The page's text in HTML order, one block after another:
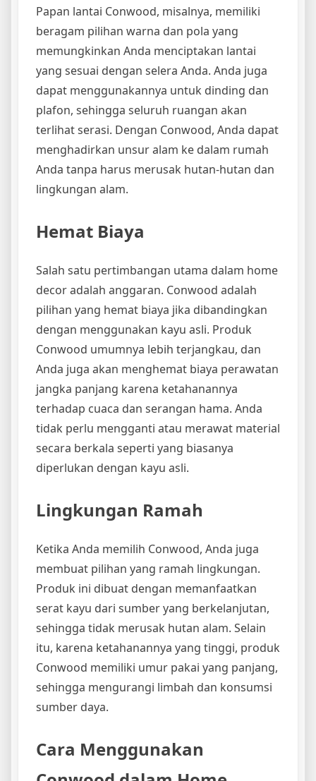
Papan lantai Conwood, misalnya, memiliki
beragam pilihan warna dan pola yang
memungkinkan Anda menciptakan lantai
yang sesuai dengan selera Anda. Anda juga
dapat menggunakannya untuk dinding dan
plafon, sehingga seluruh ruangan akan
terlihat serasi. Dengan Conwood, Anda dapat
menghadirkan unsur alam ke dalam rumah
Anda tanpa harus merusak hutan-hutan dan
lingkungan alam.
Hemat Biaya
Salah satu pertimbangan utama dalam home
decor adalah anggaran. Conwood adalah
pilihan yang hemat biaya jika dibandingkan
dengan menggunakan kayu asli. Produk
Conwood umumnya lebih terjangkau, dan
Anda juga akan menghemat biaya perawatan
jangka panjang karena ketahanannya
terhadap cuaca dan serangan hama. Anda
tidak perlu mengganti atau merawat material
secara berkala seperti yang biasanya
diperlukan dengan kayu asli.
Lingkungan Ramah
Ketika Anda memilih Conwood, Anda juga
membuat pilihan yang ramah lingkungan.
Produk ini dibuat dengan memanfaatkan
serat kayu dari sumber yang berkelanjutan,
sehingga tidak merusak hutan alam. Selain
itu, karena ketahanannya yang tinggi, produk
Conwood memiliki umur pakai yang panjang,
sehingga mengurangi limbah dan konsumsi
sumber daya.
Cara Menggunakan